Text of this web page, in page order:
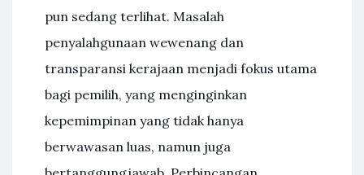
pun sedang terlihat. Masalah
penyalahgunaan wewenang dan
transparansi kerajaan menjadi fokus utama
bagi pemilih, yang menginginkan
kepemimpinan yang tidak hanya
berwawasan luas, namun juga